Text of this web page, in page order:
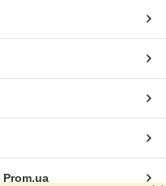
Prom.ua